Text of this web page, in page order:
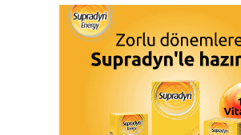
olarak atanan personele
yolluk ödenir mi?
ödemeler